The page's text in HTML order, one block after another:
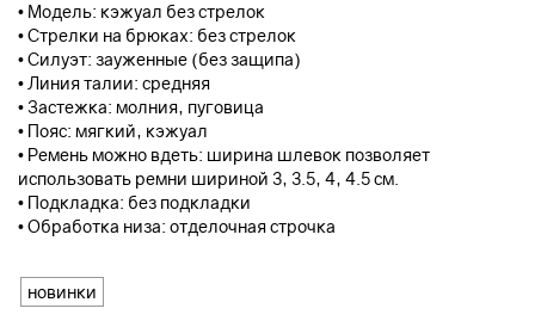
• Модель: кэжуал без стрелок
• Стрелки на брюках: без стрелок
• Силуэт: зауженные (без защипа)
• Линия талии: средняя
• Застежка: молния, пуговица
• Пояс: мягкий, кэжуал
• Ремень можно вдеть: ширина шлевок позволяет
использовать ремни шириной 3, 3.5, 4, 4.5 см.
• Подкладка: без подкладки
• Обработка низа: отделочная строчка
новинки